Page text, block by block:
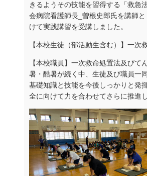
きるようその技能を習得する「救急
会病院看護師長 曽根史郎氏を講師
けて実践講習を受講しました。
【本校生徒（部活動生含む）】一次
【本校職員】一次救命処置法及びて
暑・酷暑が続く中、生徒及び職員一
基礎知識と技能を今後しっかりと発
全に向けて力を合わせてさらに推進